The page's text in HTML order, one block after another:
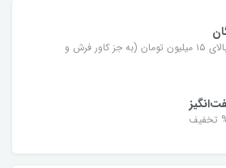
برای خرید بالای ۱۵ میلیون تومان (به جز کاور فرش و